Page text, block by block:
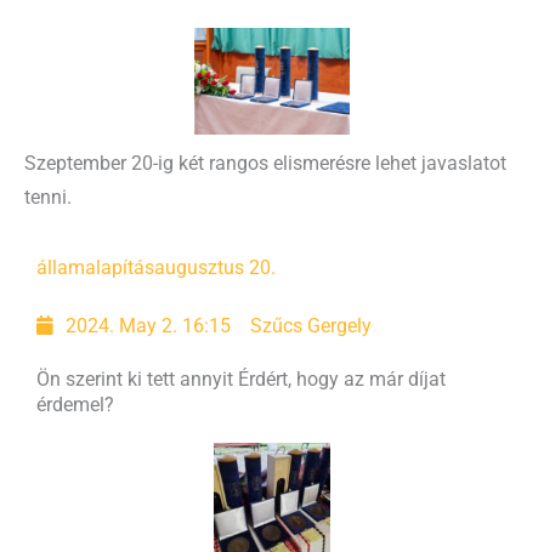
Szeptember 20-ig két rangos elismerésre lehet javaslatot
tenni.
államalapításaugusztus 20.
2024. May 2. 16:15 Szűcs Gergely
Ön szerint ki tett annyit Érdért, hogy az már díjat
érdemel?